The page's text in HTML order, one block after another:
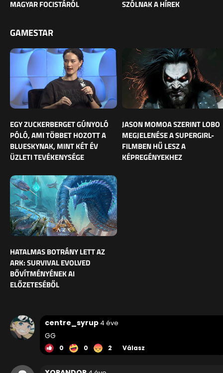
MAGYAR FOCISTÁRÓL
SZÓLNAK A HÍREK
GAMESTAR
EGY ZUCKERBERGET GÚNYOLÓ
PÓLÓ, AMI TÖBBET HOZOTT A
BLUESKYNAK, MINT KÉT ÉV
ÜZLETI TEVÉKENYSÉGE
JASON MOMOA SZERINT LOBO
MEGJELENÉSE A SUPERGIRL-
FILMBEN HŰ LESZ A
KÉPREGÉNYEKHEZ
HATALMAS BOTRÁNY LETT AZ
ARK: SURVIVAL EVOLVED
BŐVÍTMÉNYÉNEK AI
ELŐZETESÉBŐL
centre_syrup 4 éve
GG
0 0 2 Válasz